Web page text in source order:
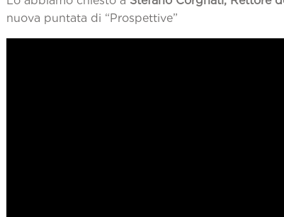
nuova puntata di “Prospettive”